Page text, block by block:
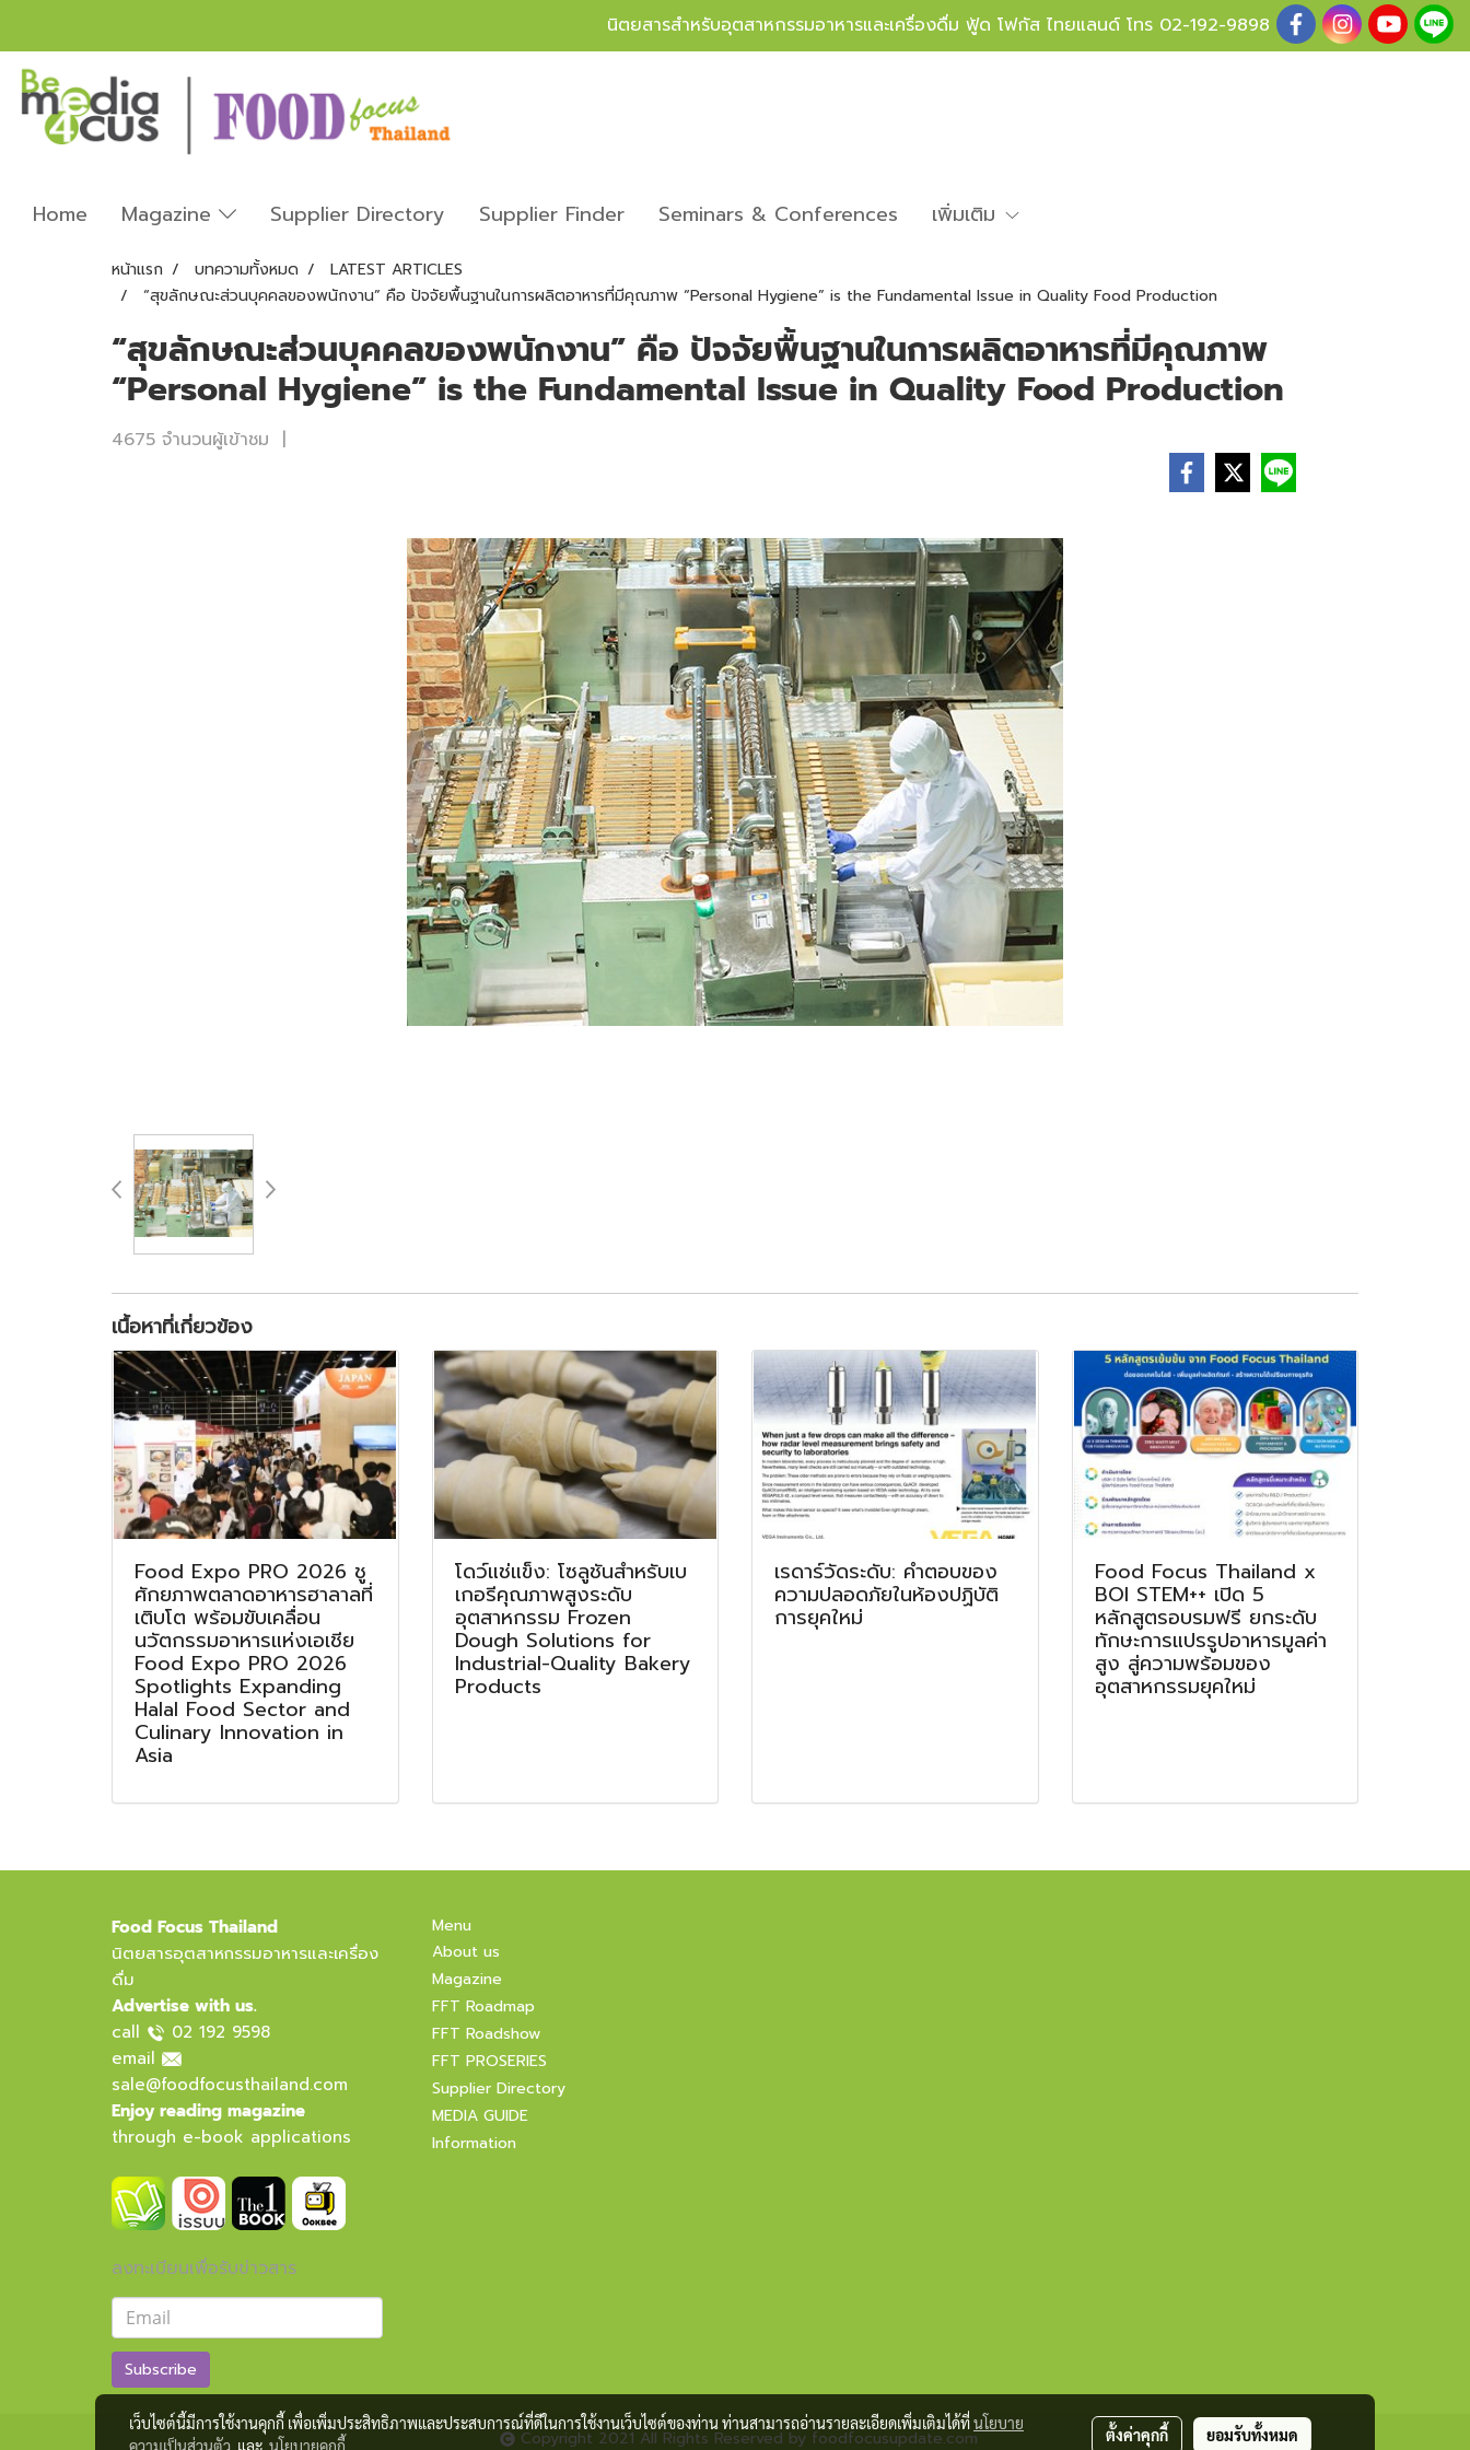
นิตยสารสำหรับอุตสาหกรรมอาหารและเครื่องดื่ม ฟู้ด โฟกัส ไทยแลนด์ โทร 02-192-9898
Home Magazine Supplier Directory Supplier Finder Seminars & Conferences เพิ่มเติม
หน้าแรก บทความทั้งหมด
LATEST ARTICLES
“สุขลักษณะส่วนบุคคลของพนักงาน” คือ ปัจจัยพื้นฐานในการผลิตอาหารที่มีคุณภาพ “Personal Hygiene” is the Fundamental Issue in Quality Food Production
“สุขลักษณะส่วนบุคคลของพนักงาน” คือ ปัจจัยพื้นฐานในการผลิตอาหารที่มีคุณภาพ
“Personal Hygiene” is the Fundamental Issue in Quality Food Production
4675 จำนวนผู้เข้าชม |
เนื้อหาที่เกี่ยวข้อง
Food Expo PRO 2026 ชู
ศักยภาพตลาดอาหารฮาลาลที่
เติบโต พร้อมขับเคลื่อน
นวัตกรรมอาหารแห่งเอเชีย
Food Expo PRO 2026
Spotlights Expanding
Halal Food Sector and
Culinary Innovation in
Asia
โดว์แช่แข็ง: โซลูชันสำหรับเบ
เกอรีคุณภาพสูงระดับ
อุตสาหกรรม Frozen
Dough Solutions for
Industrial-Quality Bakery
Products
เรดาร์วัดระดับ: คำตอบของ
ความปลอดภัยในห้องปฏิบัติ
การยุคใหม่
Food Focus Thailand x
BOI STEM++ เปิด 5
หลักสูตรอบรมฟรี ยกระดับ
ทักษะการแปรรูปอาหารมูลค่า
สูง สู่ความพร้อมของ
อุตสาหกรรมยุคใหม่
Food Focus Thailand
นิตยสารอุตสาหกรรมอาหารและเครื่อง
ดื่ม
Advertise with us.
call
02 192 9598
email
sale@foodfocusthailand.com
Enjoy reading magazine
through e-book applications
ลงทะเบียนเพื่อรับข่าวสาร
Subscribe
Menu
About us
Magazine
FFT Roadmap
FFT Roadshow
FFT PROSERIES
Supplier Directory
MEDIA GUIDE
Information
Copyright 2021 All Rights Reserved by foodfocusupdate.com
เว็บไซต์นี้มีการใช้งานคุกกี้ เพื่อเพิ่มประสิทธิภาพและประสบการณ์ที่ดีในการใช้งานเว็บไซต์ของท่าน ท่านสามารถอ่านรายละเอียดเพิ่มเติมได้ที่นโยบาย
ความเป็นส่วนตัว และ นโยบายคุกกี้
ตั้งค่าคุกกี้ ยอมรับทั้งหมด